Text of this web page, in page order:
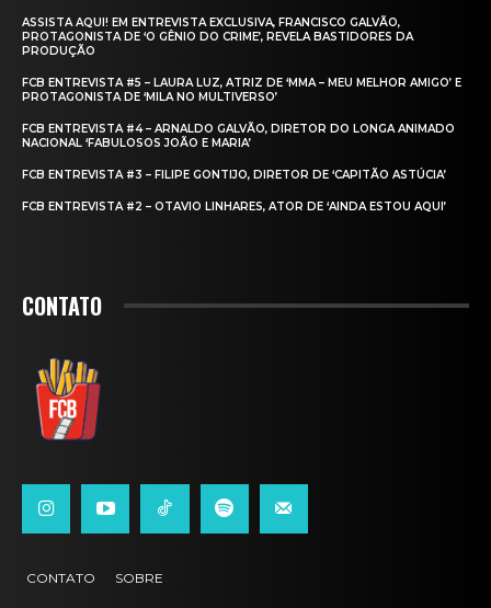
ASSISTA AQUI! EM ENTREVISTA EXCLUSIVA, FRANCISCO GALVÃO,
PROTAGONISTA DE ‘O GÊNIO DO CRIME’, REVELA BASTIDORES DA
PRODUÇÃO
FCB ENTREVISTA #5 – LAURA LUZ, ATRIZ DE ‘MMA – MEU MELHOR AMIGO’ E
PROTAGONISTA DE ‘MILA NO MULTIVERSO’
FCB ENTREVISTA #4 – ARNALDO GALVÃO, DIRETOR DO LONGA ANIMADO
NACIONAL ‘FABULOSOS JOÃO E MARIA’
FCB ENTREVISTA #3 – FILIPE GONTIJO, DIRETOR DE ‘CAPITÃO ASTÚCIA’
FCB ENTREVISTA #2 – OTAVIO LINHARES, ATOR DE ‘AINDA ESTOU AQUI’
CONTATO
CONTATO SOBRE